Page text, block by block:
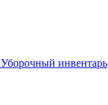
Уборочный инвентарь